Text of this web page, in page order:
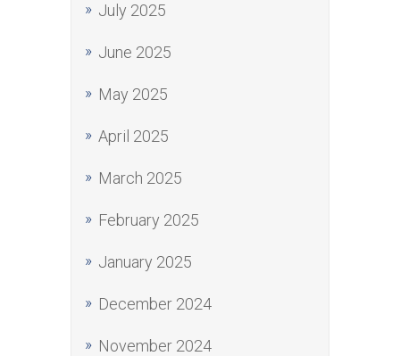
July 2025
June 2025
May 2025
April 2025
March 2025
February 2025
January 2025
December 2024
November 2024